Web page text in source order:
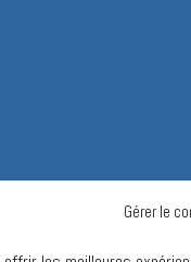
Gérer le